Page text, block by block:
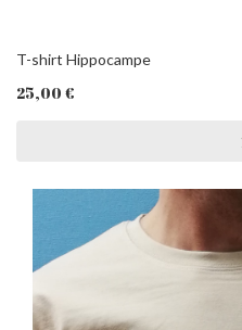
T-shirt Hippocampe
25,00 €